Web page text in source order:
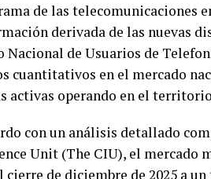
de las telecomunicaciones
derivada de las nuevas
Nacional de Usuarios de
cuantitativos en el mercado
activas operando en el
con un análisis detallado
Unit (The CIU), el mercado
cierre de diciembre de 2025 a